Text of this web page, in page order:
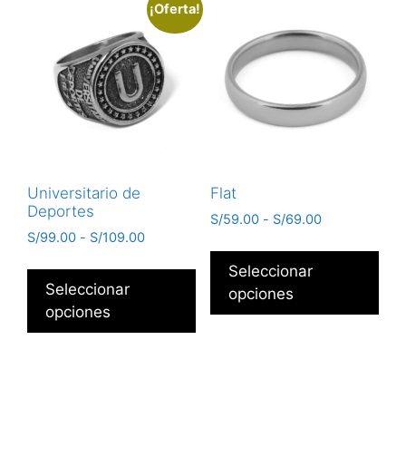
¡Oferta!
Universitario de
Deportes
S/99.00 - S/109.00
Seleccionar
opciones
Flat
S/59.00 - S/69.00
Seleccionar
opciones